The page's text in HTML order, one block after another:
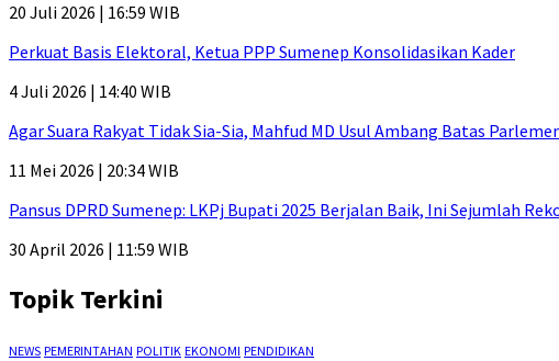
20 Juli 2026 | 16:59 WIB
Perkuat Basis Elektoral, Ketua PPP Sumenep Konsolidasikan Kader
4 Juli 2026 | 14:40 WIB
Agar Suara Rakyat Tidak Sia-Sia, Mahfud MD Usul Ambang Batas
11 Mei 2026 | 20:34 WIB
Pansus DPRD Sumenep: LKPj Bupati 2025 Berjalan Baik, Ini Sejumlah
30 April 2026 | 11:59 WIB
Topik Terkini
NEWS PEMERINTAHAN POLITIK EKONOMI PENDIDIKAN